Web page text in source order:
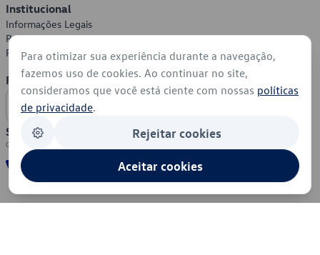
Institucional
Informações Legais
Política de Privacidade
Política de Cookies
Formas de Pagamento
Segurança
Para otimizar sua experiência durante a navegação,
fazemos uso de cookies. Ao continuar no site,
consideramos que você está ciente com nossas políticas
de privacidade.
Rejeitar cookies
Aceitar cookies